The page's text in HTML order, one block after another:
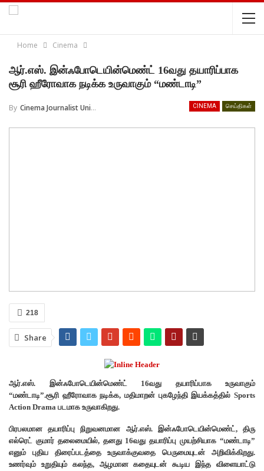
Home Cinema
ஆர்.எஸ். இன்ஃபோடெயின்மெண்ட் 16வது தயாரிப்பாக
சூரி ஹீரோவாக நடிக்க உருவாகும் “மண்டாடி”
CINEMA செய்திகள்
By Cinema Journalist Union
218
Share
ஆர்.எஸ். இன்ஃபோடெயின்மெண்ட் 16வது தயாரிப்பாக உருவாகும்
“மண்டாடி”.சூரி ஹீரோவாக நடிக்க, மதிமாறன் புகழேந்தி இயக்கத்தில் Sports
Action Drama படமாக உருவாகிறது.
பிரபலமான தயாரிப்பு நிறுவனமான ஆர்.எஸ். இன்ஃபோடெயின்மெண்ட், திரு
எல்ரெட் குமார் தலைமையில், தனது 16வது தயாரிப்பு முயற்சியாக “மண்டாடி”
எனும் புதிய திரைப்படத்தை உருவாக்குவதை பெருமையுடன் அறிவிக்கிறது.
உணர்வும் உறுதியும் கலந்த, ஆழமான கதையுடன் கூடிய இந்த விளையாட்டு